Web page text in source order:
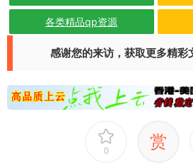
各类精品qp资源
感谢您的来访，获取更多精彩
0 赏